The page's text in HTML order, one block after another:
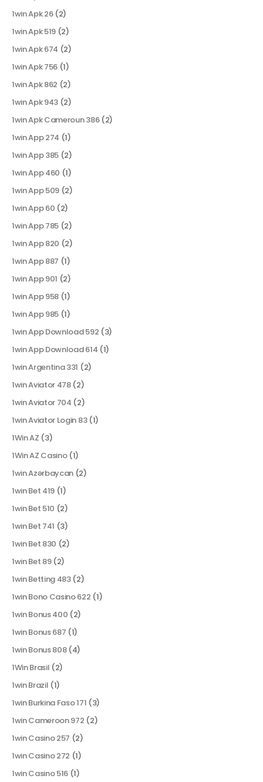
1win Apk 26(2)
1win Apk 519 (2)
1win Apk 674 (2)
1win Apk 756 (1)
1win Apk 862 (2)
1win Apk 943 (2)
1win Apk Cameroun 386(2)
1win App 274 (1)
1win App 385 (2)
1win App 460 (1)
1win App 509 (2)
1win App 60 (2)
1win App 785 (2)
1win App 820 (2)
1win App 887 (1)
1win App 901 (2)
1win App 958 (1)
1win App 985 (1)
1win App Download 592 (3)
1win App Download 614 (1)
1win Argentina 331 (2)
1win Aviator 478(2)
1win Aviator 704 (2)
1win Aviator Login 83(1)
1Win AZ (3)
1Win AZ Casino(1)
1win Azərbaycan (2)
1win Bet 419 (1)
1win Bet 510 (2)
1win Bet 741 (3)
1win Bet 830 (2)
1win Bet 89(2)
1win Betting 483(2)
1win Bono Casino 622 (1)
1win Bonus 400 (2)
1win Bonus 687 (1)
1win Bonus 808(4)
1Win Brasil (2)
1win Brazil (1)
1win Burkina Faso 171 (3)
1win Cameroon 972 (2)
1win Casino 257 (2)
1win Casino 272 (1)
1win Casino 516 (1)